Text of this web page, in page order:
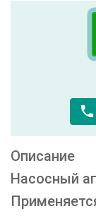
call
Описание
Насосный